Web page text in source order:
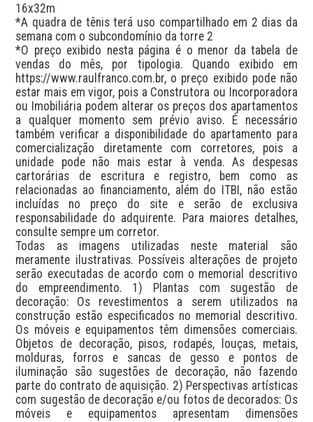
16x32m
*A quadra de tênis terá uso compartilhado em 2 dias da
semana com o subcondomínio da torre 2
*O preço exibido nesta página é o menor da tabela de
vendas do mês, por tipologia. Quando exibido em
https://www.raulfranco.com.br, o preço exibido pode não
estar mais em vigor, pois a Construtora ou Incorporadora
ou Imobiliária podem alterar os preços dos apartamentos
a qualquer momento sem prévio aviso. É necessário
também verificar a disponibilidade do apartamento para
comercialização diretamente com corretores, pois a
unidade pode não mais estar à venda. As despesas
cartorárias de escritura e registro, bem como as
relacionadas ao financiamento, além do ITBI, não estão
incluídas no preço do site e serão de exclusiva
responsabilidade do adquirente. Para maiores detalhes,
consulte sempre um corretor.
Todas as imagens utilizadas neste material são
meramente ilustrativas. Possíveis alterações de projeto
serão executadas de acordo com o memorial descritivo
do empreendimento. 1) Plantas com sugestão de
decoração: Os revestimentos a serem utilizados na
construção estão especificados no memorial descritivo.
Os móveis e equipamentos têm dimensões comerciais.
Objetos de decoração, pisos, rodapés, louças, metais,
molduras, forros e sancas de gesso e pontos de
iluminação são sugestões de decoração, não fazendo
parte do contrato de aquisição. 2) Perspectivas artísticas
com sugestão de decoração e/ou fotos de decorados: Os
móveis e equipamentos apresentam dimensões